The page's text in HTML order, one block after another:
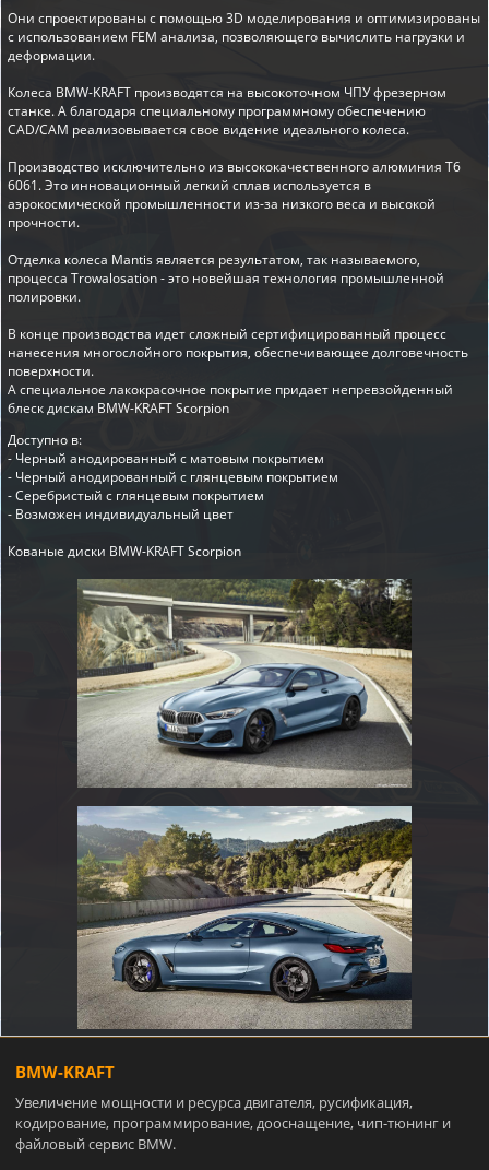
Они спроектированы с помощью 3D моделирования и оптимизированы
с использованием FEM анализа, позволяющего вычислить нагрузки и
деформации.
Колеса BMW-KRAFT производятся на высокоточном ЧПУ фрезерном
станке. А благодаря специальному программному обеспечению
CAD/CAM реализовывается свое видение идеального колеса.
Производство исключительно из высококачественного алюминия T6
6061. Это инновационный легкий сплав используется в
аэрокосмической промышленности из-за низкого веса и высокой
прочности.
Отделка колеса Mantis является результатом, так называемого,
процесса Trowalosation - это новейшая технология промышленной
полировки.
В конце производства идет сложный сертифицированный процесс
нанесения многослойного покрытия, обеспечивающее долговечность
поверхности.
А специальное лакокрасочное покрытие придает непревзойденный
блеск дискам BMW-KRAFT Scorpion
Доступно в:
- Черный анодированный с матовым покрытием
- Черный анодированный с глянцевым покрытием
- Серебристый с глянцевым покрытием
- Возможен индивидуальный цвет
Кованые диски BMW-KRAFT Scorpion
BMW-KRAFT
Увеличение мощности и ресурса двигателя, русификация,
кодирование, программирование, дооснащение, чип-тюнинг и
файловый сервис BMW.